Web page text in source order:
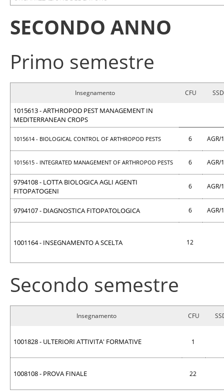
SECONDO ANNO
Primo semestre
Insegnamento CFU SSD
1015613 - ARTHROPOD PEST MANAGEMENT IN
MEDITERRANEAN CROPS
1015614 - BIOLOGICAL CONTROL OF ARTHROPOD PESTS 6 AGR/
1015615 - INTEGRATED MANAGEMENT OF ARTHROPOD PESTS 6 AGR/
9794108 - LOTTA BIOLOGICA AGLI AGENTI
FITOPATOGENI
6 AGR/
9794107 - DIAGNOSTICA FITOPATOLOGICA 6 AGR/
1001164 - INSEGNAMENTO A SCELTA 12
Secondo semestre
Insegnamento CFU
1001828 - ULTERIORI ATTIVITA' FORMATIVE 1
1008108 - PROVA FINALE 22